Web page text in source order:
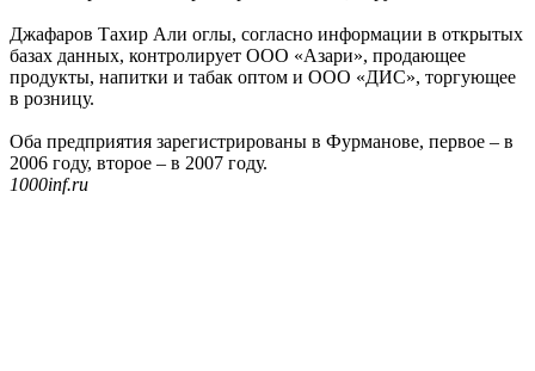
Джафаров Тахир Али оглы, согласно информации в открытых
базах данных, контролирует ООО «Азари», продающее
продукты, напитки и табак оптом и ООО «ДИС», торгующее
в розницу.
Оба предприятия зарегистрированы в Фурманове, первое – в
2006 году, второе – в 2007 году.
1000inf.ru